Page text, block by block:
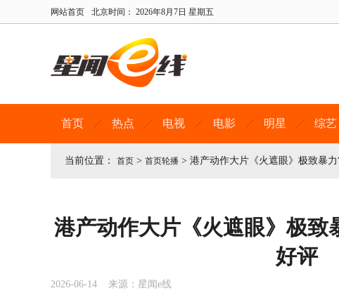
网站首页 北京时间： 2026年8月7日 星期五
首页 热点 电视 电影 明星 综艺
当前位置： 首页 > 首页轮播 > 港产动作大片《火遮眼》极致暴
港产动作大片《火遮眼》极致
好评
2026-06-14 来源：星闻e线